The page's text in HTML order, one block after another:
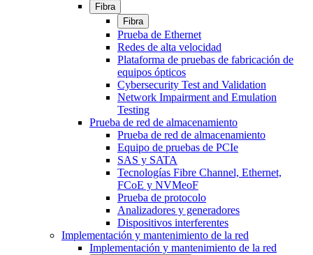
Fibra
Fibra
Prueba de Ethernet
Redes de alta velocidad
Plataforma de pruebas de fabricación de
equipos ópticos
Cybersecurity Test and Validation
Network Impairment and Emulation
Testing
Prueba de red de almacenamiento
Prueba de red de almacenamiento
Equipo de pruebas de PCIe
SAS y SATA
Tecnologías Fibre Channel, Ethernet,
FCoE y NVMeoF
Prueba de protocolo
Analizadores y generadores
Dispositivos interferentes
Implementación y mantenimiento de la red
Implementación y mantenimiento de la red